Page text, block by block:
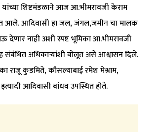
शिष्टमंडळाने आज आ.भीमरावजी केराम
आले. आदिवासी हा जल, जंगल,जमीन चा मालक
देणार नाही अशी स्पष्ट भूमिका आ.भीमरावजी
संबंधित अधिकाऱ्यांशी बोलूत असे आश्वासन दिले.
राजू कुडमिते, कौसल्याबाई रमेश मेश्राम,
आदिवासी बांधव उपस्थित होते.